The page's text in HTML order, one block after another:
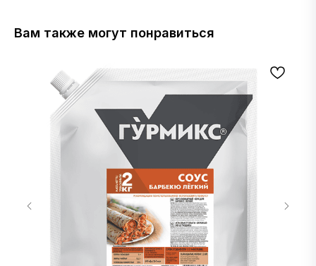
Вам также могут понравиться